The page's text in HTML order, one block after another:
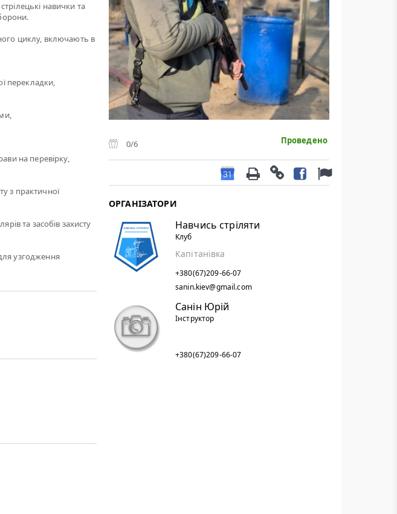
навички та
циклу, включають в
перекладки,
на перевірку,
з практичної
та засобів захисту
узгодження
0/6 Проведено
ОРГАНІЗАТОРИ
Навчись стріляти
Клуб
Капітанівка
+380(67)209-66-07
sanin.kiev@gmail.com
Санін Юрій
Інструктор
+380(67)209-66-07